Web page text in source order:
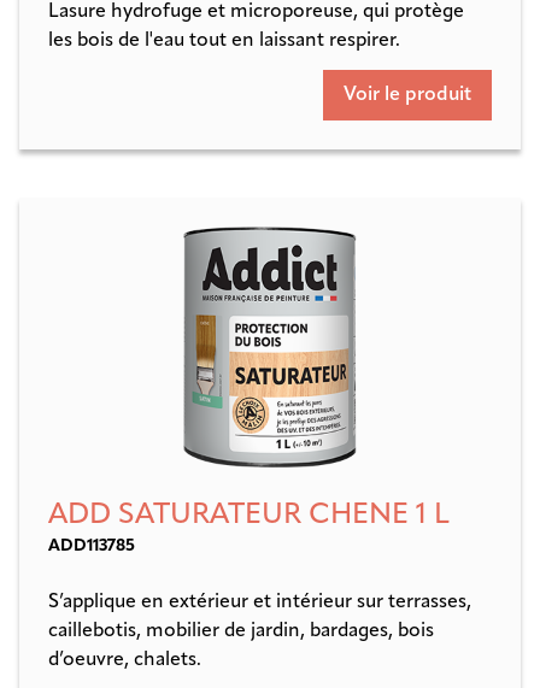
Lasure hydrofuge et microporeuse, qui protège
les bois de l'eau tout en laissant respirer.
Voir le produit
ADD SATURATEUR CHENE 1 L
ADD113785
S’applique en extérieur et intérieur sur terrasses,
caillebotis, mobilier de jardin, bardages, bois
d’oeuvre, chalets.